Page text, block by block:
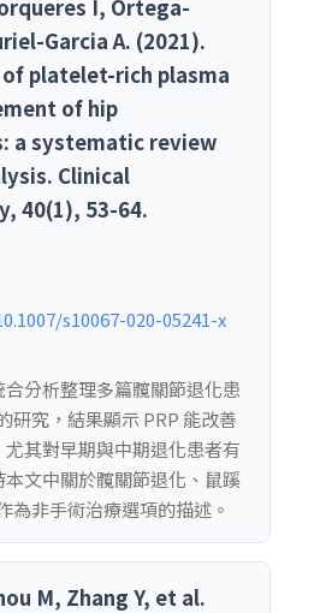
I, Ortega-
Garcia A. (2021).
platelet-rich plasma
of hip
a systematic review
Clinical
40(1), 53-64.
s10067-020-05241-x
分析整理多篇髖關節退化患
研究，結果顯示 PRP 能改善
其對早期與中期退化患者有
文中關於髖關節退化、鼠蹊
為非手術治療選項的描述。
M, Zhang Y, et al.